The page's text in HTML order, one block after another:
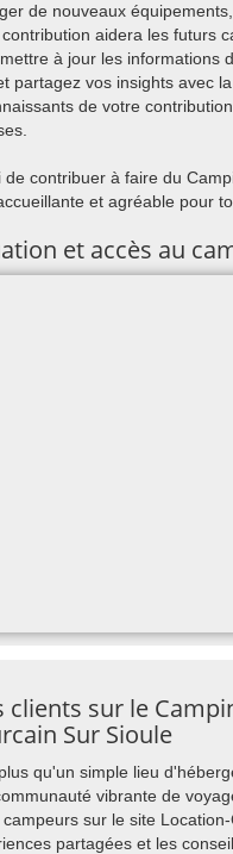
de nouveaux
aidera les futurs
à jour les informations
partagez vos insights avec
de votre
de contribuer à faire du
et agréable pour
et accès au
clients sur le
Sur Sioule
qu'un simple lieu
vibrante de
sur le site
partagées et les